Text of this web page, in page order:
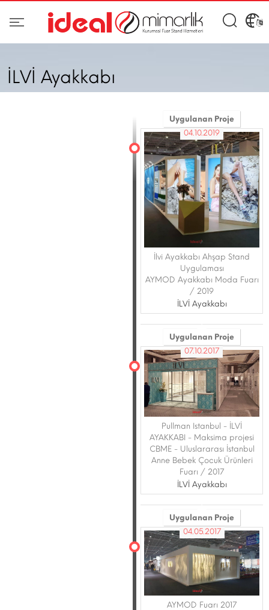
İLVİ Ayakkabı
Uygulanan Proje
04.10.2019
İlvi Ayakkabı Ahşap Stand
Uygulaması
AYMOD Ayakkabı Moda Fuarı
/ 2019
İLVİ Ayakkabı
Uygulanan Proje
07.10.2017
Pullman Istanbul - İLVİ
AYAKKABI - Maksima projesi
CBME - Uluslararası İstanbul
Anne Bebek Çocuk Ürünleri
Fuarı / 2017
İLVİ Ayakkabı
Uygulanan Proje
04.05.2017
AYMOD Fuarı 2017